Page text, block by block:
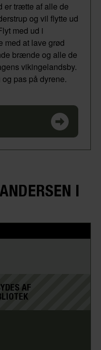
er trætte af alle de
og vil flytte ud
med ud i
med at lave grød
brænde og alle de
vikingelandsby.
pas på dyrene.
I
AF